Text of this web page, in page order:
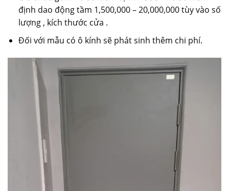
định dao động tầm 1,500,000 – 20,000,000 tùy vào số
lượng , kích thước cửa .
Đối với mẫu có ô kính sẽ phát sinh thêm chi phí.